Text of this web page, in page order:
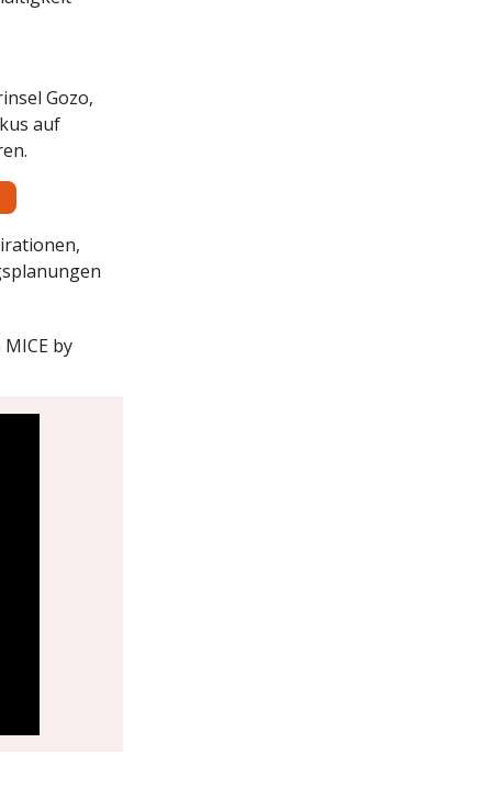
Gozo,
auf
by